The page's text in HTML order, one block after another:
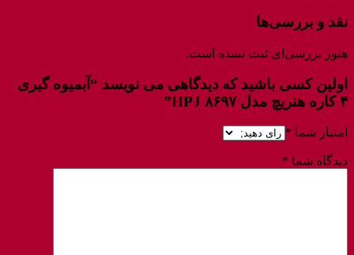
نقد و بررسی‌ها
هنوز بررسی‌ای ثبت نشده است.
اولین کسی باشید که دیدگاهی می نویسد “آبمیوه گیری
۴ کاره هنریچ مدل HPJ ۸۶۹۷”
امتیاز شما *
دیدگاه شما *